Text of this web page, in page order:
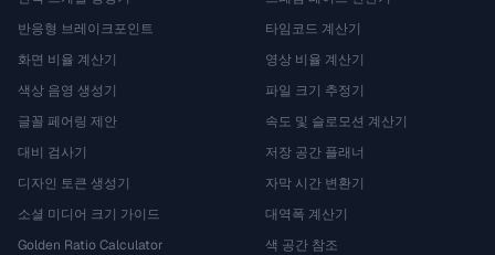
반응형 브레이크포인트
화면 비율 계산기
색상 음영 생성기
글꼴 페어링 제안
대비 검사기
디자인 토큰 생성기
소셜 미디어 크기 가이드
Golden Ratio Calculator
타임코드 계산기
영상 비율 계산기
파일 크기 추정기
속도 및 슬로모션 계산기
저장 공간 플래너
자막 시간 변환기
대역폭 계산기
색 공간 참조